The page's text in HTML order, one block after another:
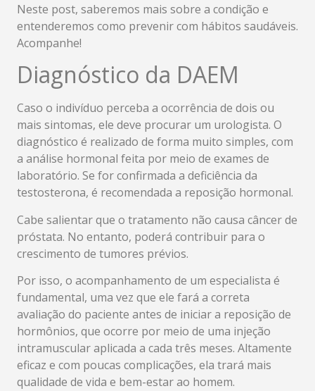
Neste post, saberemos mais sobre a condição e
entenderemos como prevenir com hábitos saudáveis.
Acompanhe!
Diagnóstico da DAEM
Caso o indivíduo perceba a ocorrência de dois ou
mais sintomas, ele deve procurar um urologista. O
diagnóstico é realizado de forma muito simples, com
a análise hormonal feita por meio de exames de
laboratório. Se for confirmada a deficiência da
testosterona, é recomendada a reposição hormonal.
Cabe salientar que o tratamento não causa câncer de
próstata. No entanto, poderá contribuir para o
crescimento de tumores prévios.
Por isso, o acompanhamento de um especialista é
fundamental, uma vez que ele fará a correta
avaliação do paciente antes de iniciar a reposição de
hormônios, que ocorre por meio de uma injeção
intramuscular aplicada a cada três meses. Altamente
eficaz e com poucas complicações, ela trará mais
qualidade de vida e bem-estar ao homem.